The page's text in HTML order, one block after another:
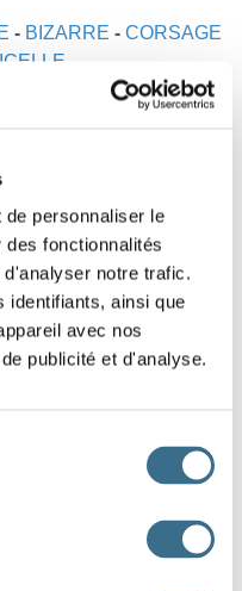
personnaliser le
fonctionnalités
notre trafic.
identifiants, ainsi que
avec nos
publicité et d'analyse.
- BIZARRE -CORSAGE
L